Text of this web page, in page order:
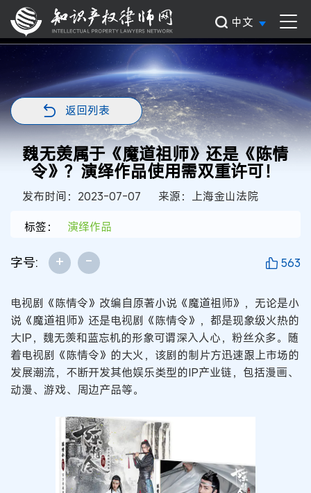
中文
返回列表
魏无羡属于《魔道祖师》还是《陈情
令》？演绎作品使用需双重许可！
发布时间：2023-07-07
来源：上海金山法院
标签：
演绎作品
字号: + - 563
电视剧《陈情令》改编自原著小说《魔道祖师》，无论是小
说《魔道祖师》还是电视剧《陈情令》，都是现象级火热的
大IP，魏无羡和蓝忘机的形象可谓深入人心，粉丝众多。随
着电视剧《陈情令》的大火，该剧的制片方迅速跟上市场的
发展潮流，不断开发其他娱乐类型的IP产业链，包括漫画、
动漫、游戏、周边产品等。